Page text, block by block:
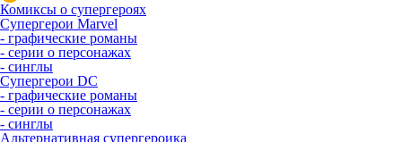
Комиксы о супергероях
Супергерои Marvel
- графические романы
- серии о персонажах
- синглы
Супергерои DC
- графические романы
- серии о персонажах
- синглы
Альтернативная супергероика